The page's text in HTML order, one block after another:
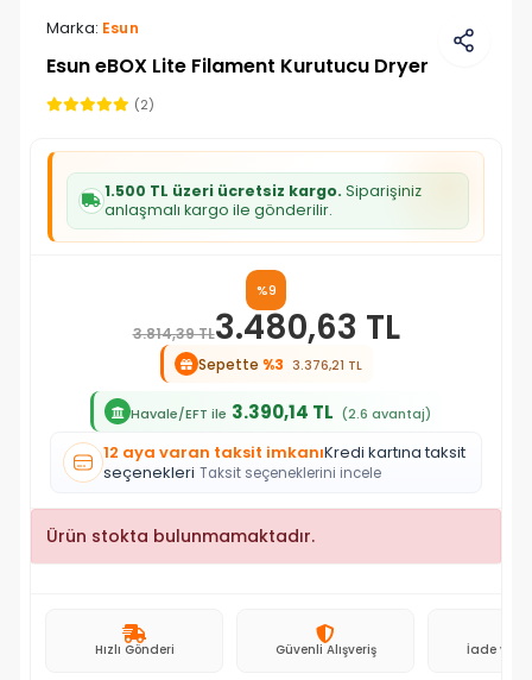
Marka: Esun
Esun eBOX Lite Filament Kurutucu Dryer
(2)
1.500 TL üzeri ücretsiz kargo. Siparişiniz
anlaşmalı kargo ile gönderilir.
%9
3.814,39 TL3.480,63 TL
Sepette %3 3.376,21 TL
Havale/EFT ile 3.390,14 TL (2.6 avantaj)
12 aya varan taksit imkanıKredi kartına taksit
seçenekleri Taksit seçeneklerini incele
Ürün stokta bulunmamaktadır.
Hızlı Gönderi Güvenli Alışveriş İade ve